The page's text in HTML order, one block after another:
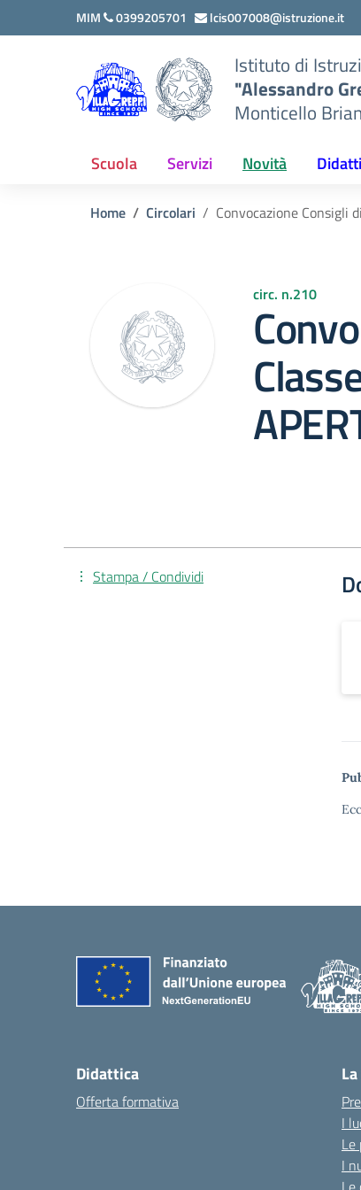
Vai ai contenuti
Vai al menu di navigazione
MIM 0399205701 lcis007008@istruzione.it
Istituto di
"Alessandro
Monticello
Scuola Servizi Novità
Home Circolari Convocazione Consigli
circ. n.210
Stampa / Condividi
Didattica
Offerta formativa
I
Le
I